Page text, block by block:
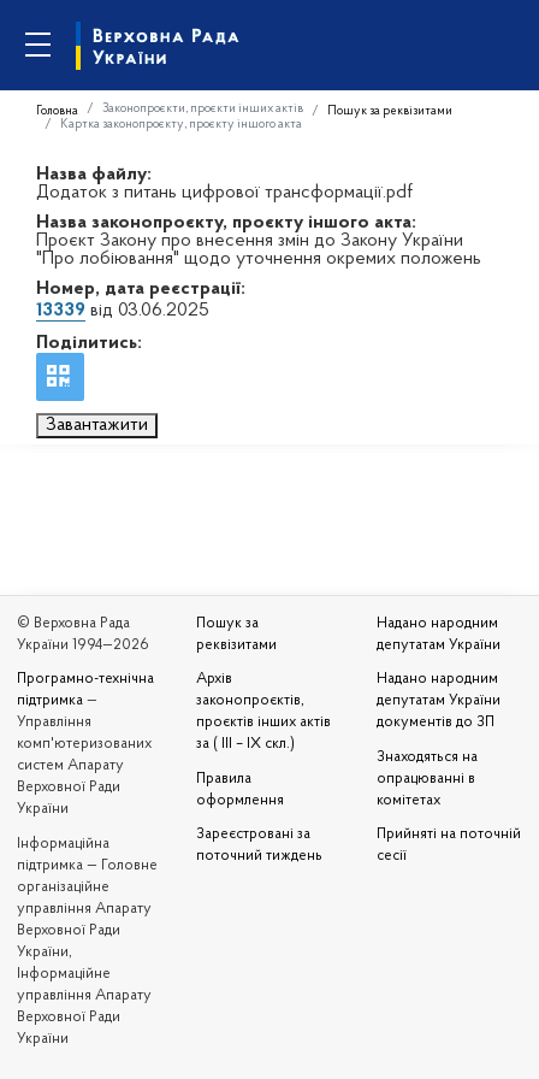
Головна Законопроєкти, проєкти інших актів
Пошук за реквізитами
Картка законопроєкту, проєкту іншого акта
Назва файлу:
Додаток з питань цифрової трансформації.pdf
Назва законопроєкту, проєкту іншого акта:
Проєкт Закону про внесення змін до Закону України
"Про лобіювання" щодо уточнення окремих положень
Номер, дата реєстрації:
13339 від 03.06.2025
Поділитись:
Завантажити
© Верховна Рада
України 1994—2026
Програмно-технічна
підтримка —
Управління
комп'ютеризованих
систем Апарату
Верховної Ради
України
Iнформаційна
підтримка — Головне
організаційне
управління Апарату
Верховної Ради
України,
Інформаційне
управління Апарату
Верховної Ради
України
Пошук за
реквізитами
Архів
законопроєктів,
проєктів інших актів
за ( III – IX скл.)
Правила
оформлення
Зареєстровані за
поточний тиждень
Надано народним
депутатам України
Надано народним
депутатам України
документів до ЗП
Знаходяться на
опрацюванні в
комітетах
Прийняті на поточній
сесії